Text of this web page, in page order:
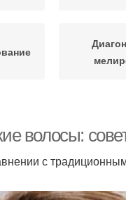
волосы:
с